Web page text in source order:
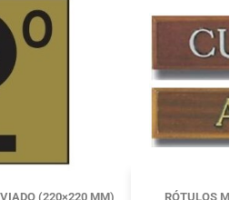
(220×220 MM) RÓTULOS